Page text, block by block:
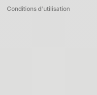
Conditions d'utilisation